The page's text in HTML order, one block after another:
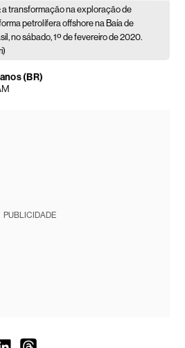
a transformação na exploração de
petrolífera offshore na Baía de
no sábado, 1º de fevereiro de 2020.
(BR)
PUBLICIDADE